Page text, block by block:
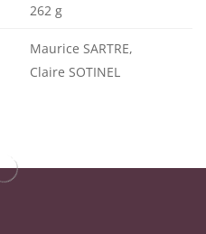
262 g
Maurice SARTRE,
Claire SOTINEL